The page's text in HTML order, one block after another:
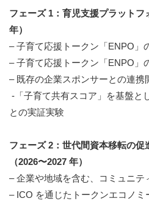
フェーズ 1：育児支援プラットフ
年）
– 子育て応援トークン「ENPO」
– 子育て応援トークン「ENPO」
– 既存の企業スポンサーとの連携
-「子育て共有スコア」を基盤と
との実証実験
フェーズ 2：世代間資本移転の促
（2026〜2027 年）
– 企業や地域を含む、コミュニテ
– ICO を通じたトークンエコノ